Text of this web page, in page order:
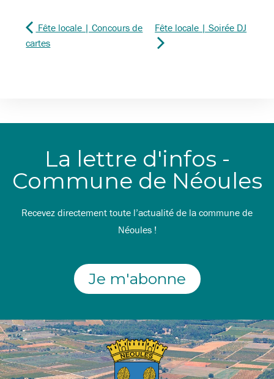
Fête locale | Concours de
cartes
Fête locale | Soirée DJ
La lettre d'infos -
Commune de Néoules
Recevez directement toute l’actualité de la commune de
Néoules !
Je m'abonne